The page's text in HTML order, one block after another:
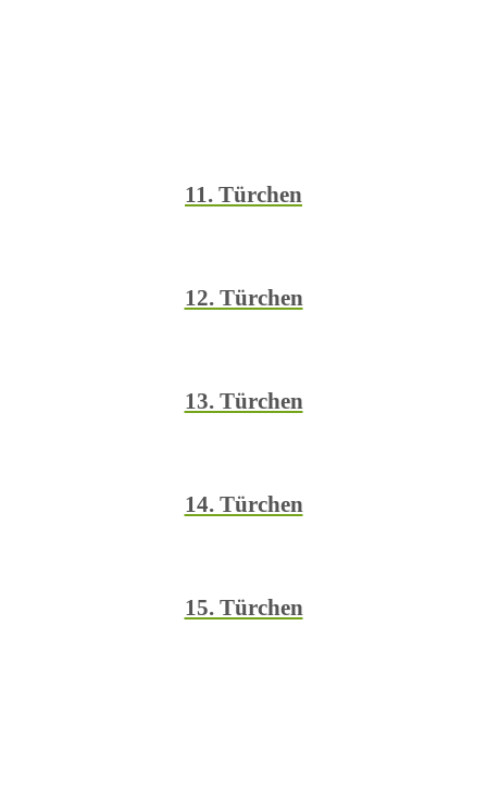
11. Türchen
12. Türchen
13. Türchen
14. Türchen
15. Türchen